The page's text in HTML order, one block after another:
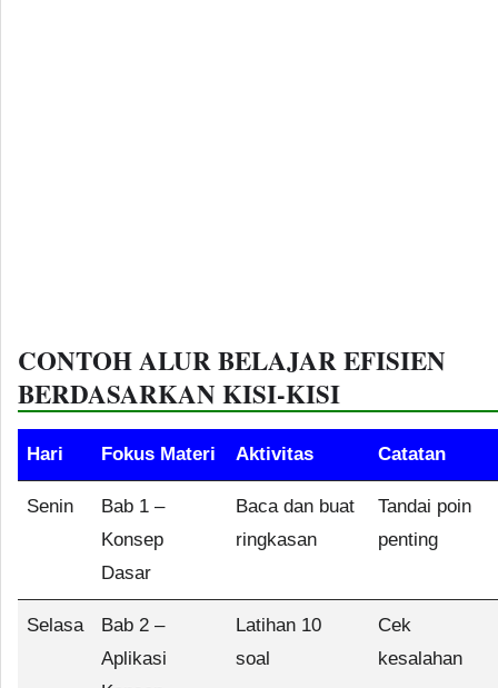
CONTOH ALUR BELAJAR EFISIEN
BERDASARKAN KISI-KISI
Hari Fokus Materi Aktivitas Catatan
Senin
Bab 1 –
Konsep
Dasar
Baca dan buat
ringkasan
Tandai poin
penting
Selasa
Bab 2 –
Aplikasi
Latihan 10
soal
Cek
kesalahan